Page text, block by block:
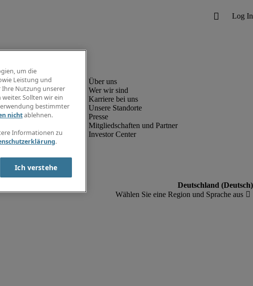
Wer wir sind
Karriere bei uns
Unsere Standorte
Presse
Mitgliedschaften und Partner
Investor Center
um die
Leistung und
Ihre Nutzung unserer
Sollten wir ein
bestimmter
nichtablehnen.
Informationen zu
.
Ich verstehe